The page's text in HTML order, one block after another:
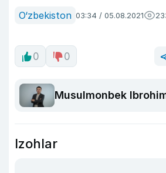
O‘zbekiston 03:34 / 05.08.2021
0 0
Musulmonbek
Izohlar